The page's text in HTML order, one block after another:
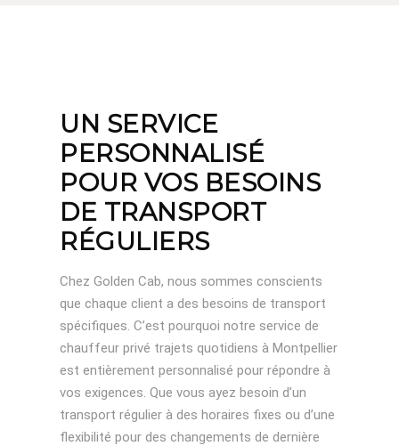
UN SERVICE
PERSONNALISÉ
POUR VOS BESOINS
DE TRANSPORT
RÉGULIERS
Chez Golden Cab, nous sommes conscients
que chaque client a des besoins de transport
spécifiques. C’est pourquoi notre service de
chauffeur privé trajets quotidiens à Montpellier
est entièrement personnalisé pour répondre à
vos exigences. Que vous ayez besoin d’un
transport régulier à des horaires fixes ou d’une
flexibilité pour des changements de dernière